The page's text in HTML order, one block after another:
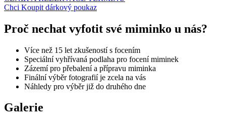
Chci Koupit dárkový poukaz
Proč nechat vyfotit své miminko u nás?
Více než 15 let zkušeností s focením
Speciální vyhřívaná podlaha pro focení miminek
Zázemí pro přebalení a přípravu miminka
Finální výběr fotografií je zcela na vás
Náhledy pro výběr již do druhého dne
Galerie